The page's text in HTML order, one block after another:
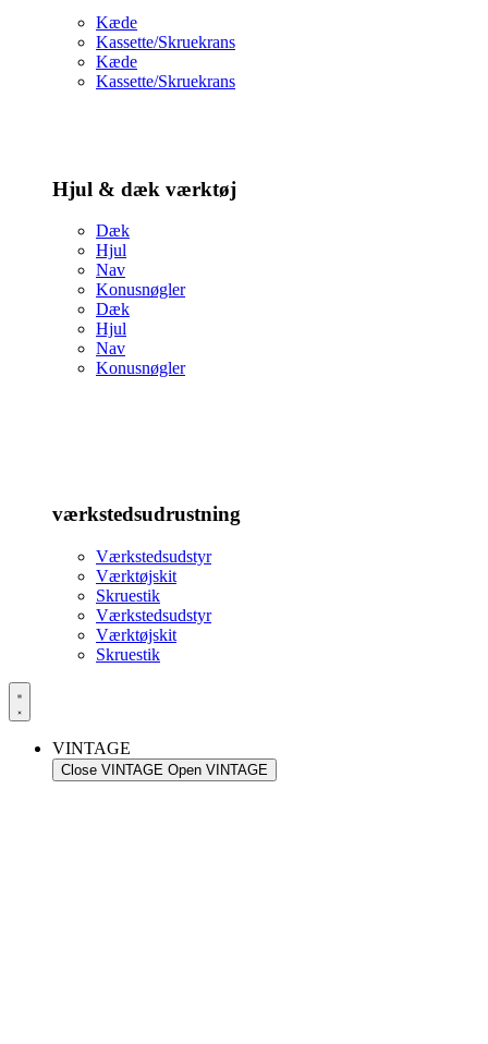
Kæde
Kassette/Skruekrans
Kæde
Kassette/Skruekrans
Hjul & dæk værktøj
Dæk
Hjul
Nav
Konusnøgler
Dæk
Hjul
Nav
Konusnøgler
værkstedsudrustning
Værkstedsudstyr
Værktøjskit
Skruestik
Værkstedsudstyr
Værktøjskit
Skruestik
VINTAGE
Close VINTAGE Open VINTAGE